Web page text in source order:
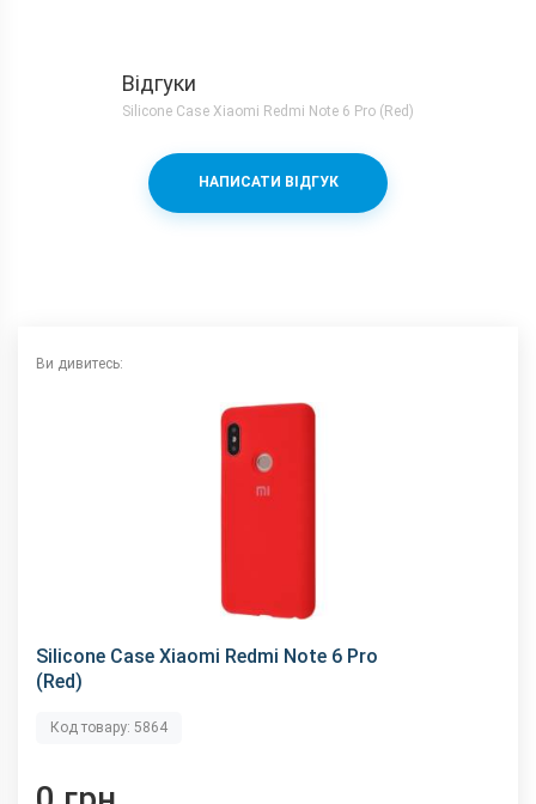
Відгуки
Silicone Case Xiaomi Redmi Note 6 Pro (Red)
НАПИСАТИ ВІДГУК
Ви дивитесь:
Silicone Case Xiaomi Redmi Note 6 Pro
(Red)
Код товару: 5864